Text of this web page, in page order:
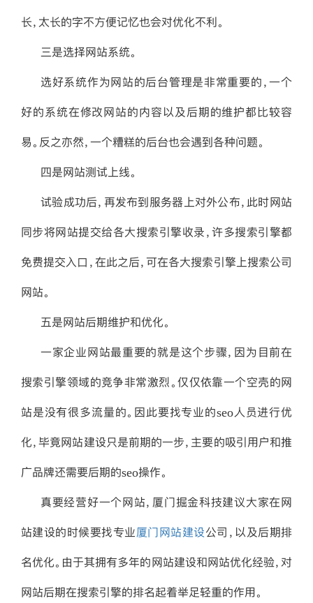
长，太长的字不方便记忆也会对优化不利。
三是选择网站系统。
选好系统作为网站的后台管理是非常重要的，一个
好的系统在修改网站的内容以及后期的维护都比较容
易。反之亦然，一个糟糕的后台也会遇到各种问题。
四是网站测试上线。
试验成功后，再发布到服务器上对外公布，此时网站
同步将网站提交给各大搜索引擎收录，许多搜索引擎都
免费提交入口，在此之后，可在各大搜索引擎上搜索公司
网站。
五是网站后期维护和优化。
一家企业网站最重要的就是这个步骤，因为目前在
搜索引擎领域的竞争非常激烈。仅仅依靠一个空壳的网
站是没有很多流量的。因此要找专业的seo人员进行优
化，毕竟网站建设只是前期的一步，主要的吸引用户和推
广品牌还需要后期的seo操作。
真要经营好一个网站，厦门掘金科技建议大家在网
站建设的时候要找专业厦门网站建设公司，以及后期排
名优化。由于其拥有多年的网站建设和网站优化经验，对
网站后期在搜索引擎的排名起着举足轻重的作用。